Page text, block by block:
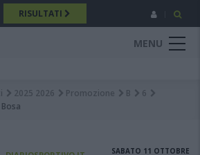
RISULTATI
MENU
2025 2026 Promozione B
6
SABATO 11 OTTOBRE